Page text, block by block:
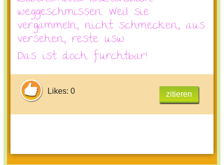
weggeschmissen. Weil sie
vergammeln, nicht schmecken, aus
versehen, reste usw.
Das ist doch furchtbar!
Likes: 0 zitieren